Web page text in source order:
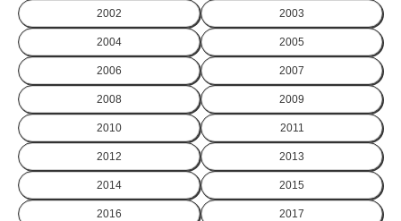
2002 2003
2004 2005
2006 2007
2008 2009
2010 2011
2012 2013
2014 2015
2016 2017